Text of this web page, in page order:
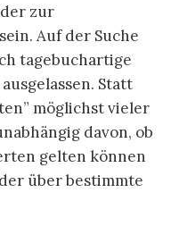
zur
Auf der Suche
tagebuchartige
Statt
möglichst vieler
davon, ob
gelten können
über bestimmte